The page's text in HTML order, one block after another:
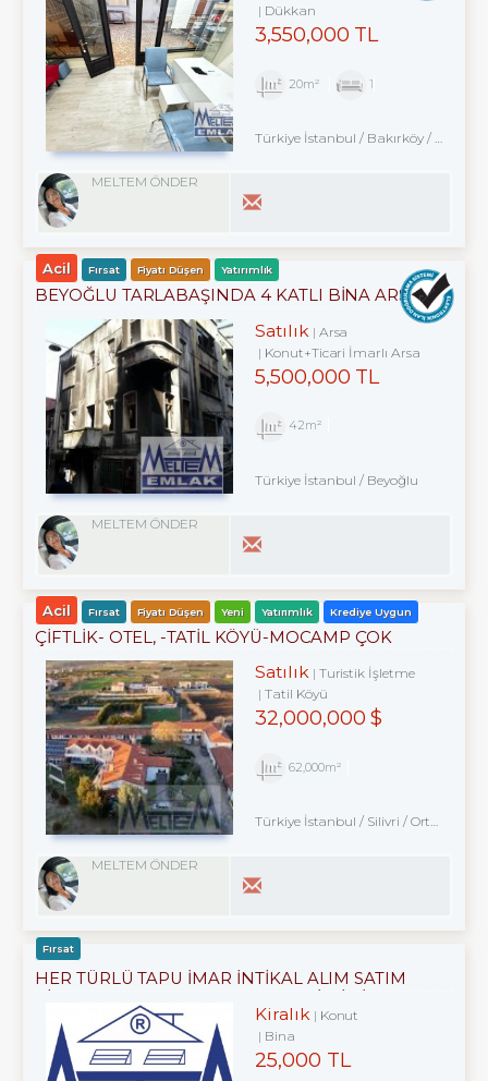
Dükkan
3,550,000 TL
20m² 1
Türkiye İstanbul / Bakırköy/ Kartaltepe
MELTEM ÖNDER
Acil Fırsat Fiyatı Düşen Yatırımlık
BEYOĞLU TARLABAŞINDA 4 KATLI BINA ARSASI
Satılık
Arsa
Konut+Ticari İmarlı Arsa
5,500,000 TL
42m²
Türkiye İstanbul / Beyoğlu
MELTEM ÖNDER
Acil Fırsat Fiyatı Düşen Yeni Yatırımlık Krediye Uygun
ÇIFTLIK- OTEL, -TATIL KÖYÜ-MOCAMP ÇOK
AMAÇLI ÇIFTLIK TATIL KÖYÜ
Satılık
Turistik İşletme
Tatil Köyü
32,000,000 $
62,000m²
Türkiye İstanbul / Silivri / Ortaköy
MELTEM ÖNDER
Fırsat
HER TÜRLÜ TAPU İMAR İNTİKAL ALIM SATIM
KENTSEL DÖNÜŞÜM DANIŞMANLIK HİZMETLERİ
Kiralık
Konut
Bina
25,000 TL